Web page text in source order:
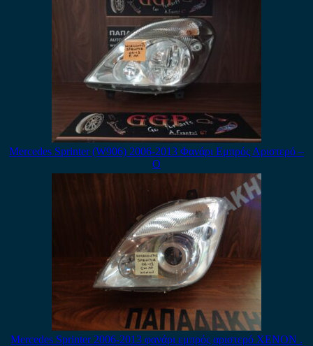
Mercedes Sprinter (W906) 2006-2013 Φανάρι Εμπρός Αριστερό –
Ο
Mercedes Sprinter 2006-2013 φανάρι εμπρός αριστερό XENON .